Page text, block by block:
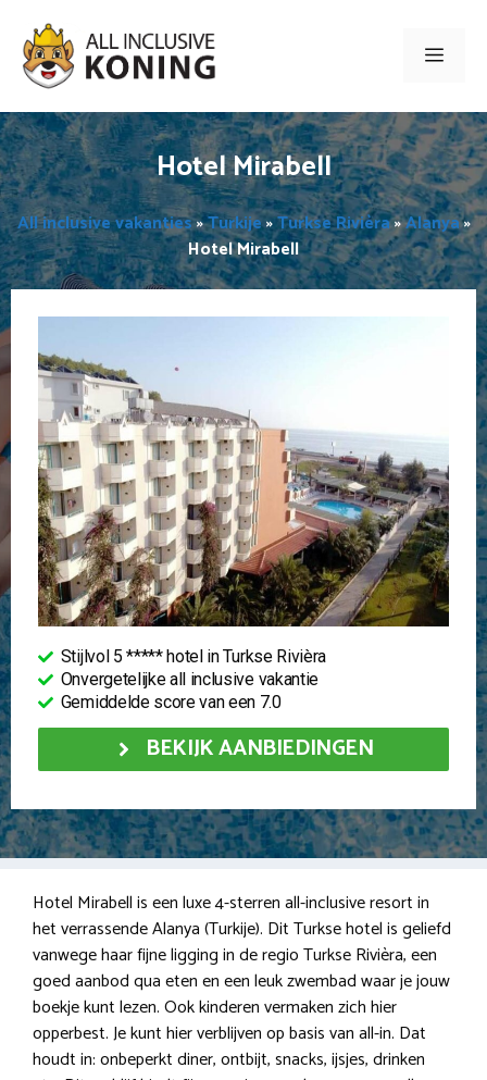
naar
inhoud
Menu
Hotel Mirabell
All inclusive vakanties»Turkije»Turkse Rivièra»Alanya»
Hotel Mirabell
Stijlvol 5 ***** hotel in Turkse Rivièra
Onvergetelijke all inclusive vakantie
Gemiddelde score van een 7.0
BEKIJK AANBIEDINGEN
Hotel Mirabell is een luxe 4-sterren all-inclusive resort in
het verrassende Alanya (Turkije). Dit Turkse hotel is geliefd
vanwege haar fijne ligging in de regio Turkse Rivièra, een
goed aanbod qua eten en een leuk zwembad waar je jouw
boekje kunt lezen. Ook kinderen vermaken zich hier
opperbest. Je kunt hier verblijven op basis van all-in. Dat
houdt in: onbeperkt diner, ontbijt, snacks, ijsjes, drinken